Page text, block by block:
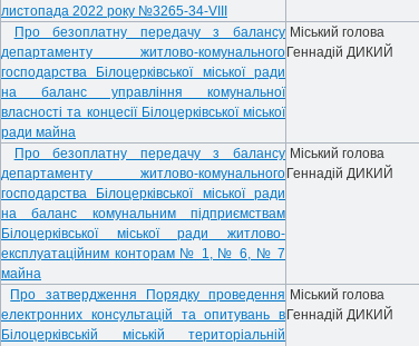
листопада 2022 року №3265-34-VIII
Про безоплатну передачу з балансу
департаменту житлово-комунального
господарства Білоцерківської міської ради
на баланс управління комунальної
власності та концесії Білоцерківської міської
ради майна
Міський голова
Геннадій ДИКИЙ
Про безоплатну передачу з балансу
департаменту житлово-комунального
господарства Білоцерківської міської ради
на баланс комунальним підприємствам
Білоцерківської міської ради житлово-
експлуатаційним конторам № 1, № 6, № 7
майна
Міський голова
Геннадій ДИКИЙ
Про затвердження Порядку проведення
електронних консультацій та опитувань в
Білоцерківській міській територіальній
Міський голова
Геннадій ДИКИЙ